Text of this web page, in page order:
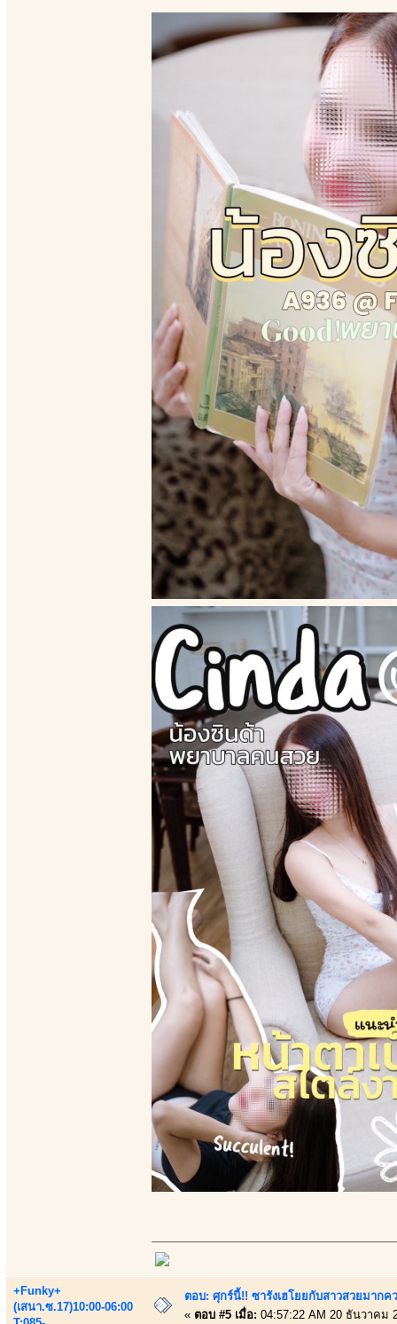
+Funky+
(เสนา.ซ.17)10:00-06:00
ตอบ: ศุกร์นี้!! ซารังเฮโยยกับสาวสวยมาก
« ตอบ #5 เมื่อ: 04:57:22 AM 20 ธันวาคม